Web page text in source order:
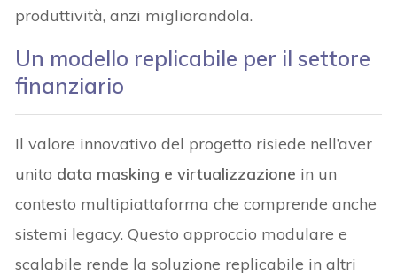
produttività, anzi migliorandola.
Un modello replicabile per il settore
finanziario
Il valore innovativo del progetto risiede nell’aver
unito data masking e virtualizzazione in un
contesto multipiattaforma che comprende anche
sistemi legacy. Questo approccio modulare e
scalabile rende la soluzione replicabile in altri